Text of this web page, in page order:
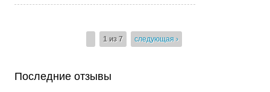
1 из 7 следующая ›
Последние отзывы